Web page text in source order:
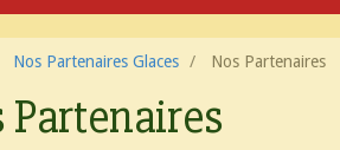
Nos Partenaires Glaces Nos Partenaires
Partenaires